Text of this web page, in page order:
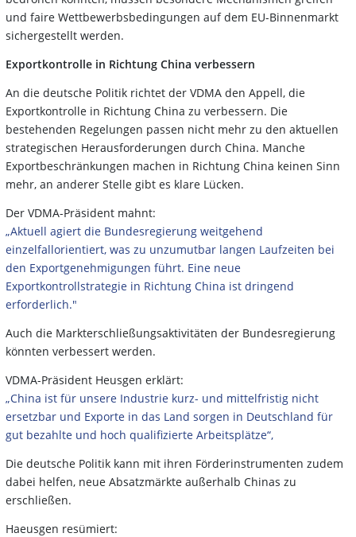
und faire Wettbewerbsbedingungen auf dem EU-Binnenmarkt
sichergestellt werden.
Exportkontrolle in Richtung China verbessern
An die deutsche Politik richtet der VDMA den Appell, die
Exportkontrolle in Richtung China zu verbessern. Die
bestehenden Regelungen passen nicht mehr zu den aktuellen
strategischen Herausforderungen durch China. Manche
Exportbeschränkungen machen in Richtung China keinen Sinn
mehr, an anderer Stelle gibt es klare Lücken.
Der VDMA-Präsident mahnt:
„Aktuell agiert die Bundesregierung weitgehend
einzelfallorientiert, was zu unzumutbar langen Laufzeiten bei
den Exportgenehmigungen führt. Eine neue
Exportkontrollstrategie in Richtung China ist dringend
erforderlich."
Auch die Markterschließungsaktivitäten der Bundesregierung
könnten verbessert werden.
VDMA-Präsident Heusgen erklärt:
„China ist für unsere Industrie kurz- und mittelfristig nicht
ersetzbar und Exporte in das Land sorgen in Deutschland für
gut bezahlte und hoch qualifizierte Arbeitsplätze“,
Die deutsche Politik kann mit ihren Förderinstrumenten zudem
dabei helfen, neue Absatzmärkte außerhalb Chinas zu
erschließen.
Haeusgen resümiert: